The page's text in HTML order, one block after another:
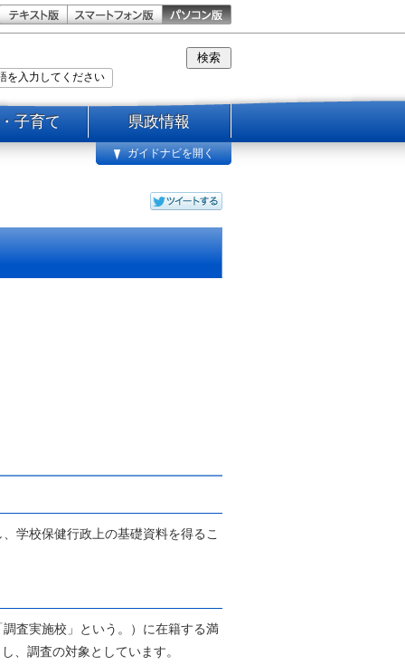
子育て 県政情報
ガイドナビを開く
学校保健行政上の基礎資料を得るこ
査実施校」という。）に在籍する満
、調査の対象としています。